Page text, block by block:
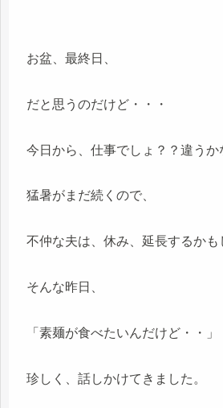
お盆、最終日、
だと思うのだけど・・・
今日から、仕事でしょ？？違うか
猛暑がまだ続くので、
不仲な夫は、休み、延長するかも
そんな昨日、
「素麺が食べたいんだけど・・」
珍しく、話しかけてきました。